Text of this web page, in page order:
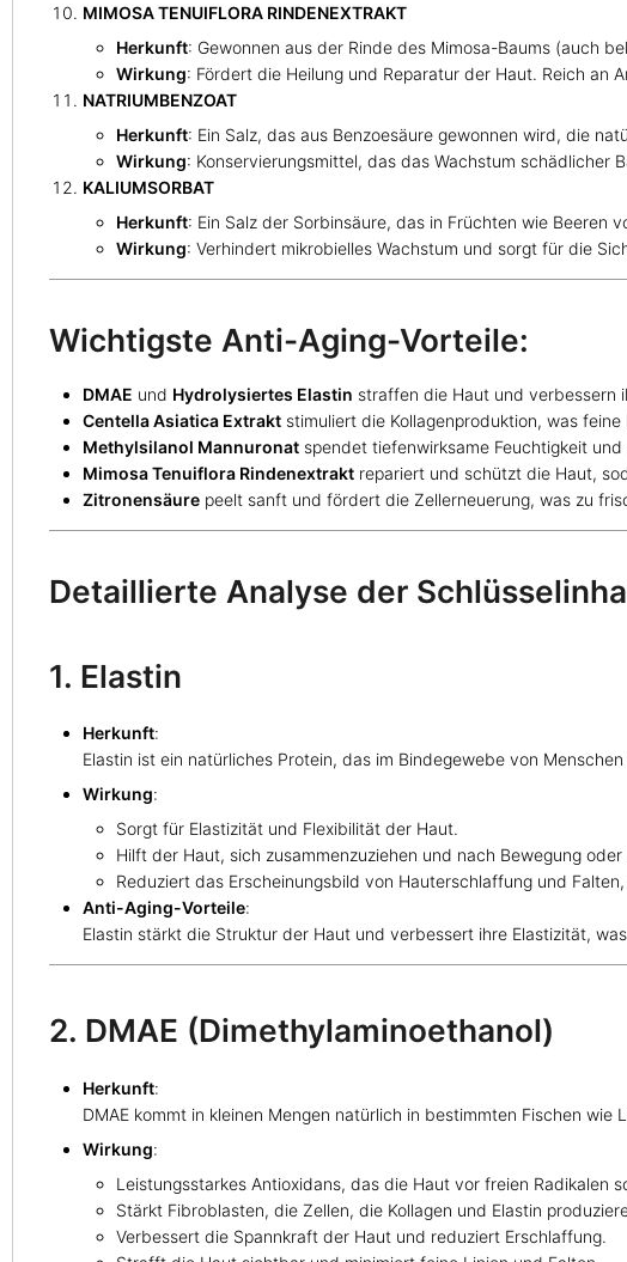
MIMOSA TENUIFLORA RINDENEXTRAKT
Herkunft: Gewonnen aus der Rinde des Mimosa-Baums (auch
Wirkung: Fördert die Heilung und Reparatur der Haut. Reich an
NATRIUMBENZOAT
Herkunft: Ein Salz, das aus Benzoesäure gewonnen wird, die
Wirkung: Konservierungsmittel, das das Wachstum schädlicher
KALIUMSORBAT
Herkunft: Ein Salz der Sorbinsäure, das in Früchten wie Beeren
Wirkung: Verhindert mikrobielles Wachstum und sorgt für die
Wichtigste Anti-Aging-Vorteile:
DMAE und Hydrolysiertes Elastin straffen die Haut und verbessern
Centella Asiatica Extrakt stimuliert die Kollagenproduktion, was
Methylsilanol Mannuronat spendet tiefenwirksame Feuchtigkeit
Mimosa Tenuiflora Rindenextrakt repariert und schützt die Haut,
Zitronensäure peelt sanft und fördert die Zellerneuerung, was zu
Detaillierte Analyse der
1. Elastin
Herkunft:
Elastin ist ein natürliches Protein, das im Bindegewebe von
Wirkung:
Sorgt für Elastizität und Flexibilität der Haut.
Hilft der Haut, sich zusammenzuziehen und nach Bewegung
Reduziert das Erscheinungsbild von Hauterschlaffung und
Anti-Aging-Vorteile:
Elastin stärkt die Struktur der Haut und verbessert ihre Elastizität,
2. DMAE (Dimethylaminoethanol)
Herkunft:
DMAE kommt in kleinen Mengen natürlich in bestimmten Fischen
Wirkung:
Leistungsstarkes Antioxidans, das die Haut vor freien Radikalen
Stärkt Fibroblasten, die Zellen, die Kollagen und Elastin
Verbessert die Spannkraft der Haut und reduziert Erschlaffung.